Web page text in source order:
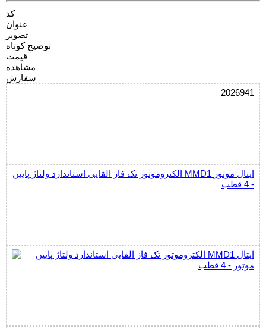
کد
عنوان
تصویر
توضیح کوتاه
قیمت
مشاهده
سفارش
2026941
الکتروموتور تک فاز القایی استاندارد ولتاژ پایین MMD1 ایتال موتور
- 4 قطب